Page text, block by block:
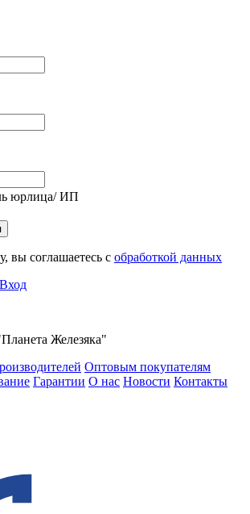
юрлица/ ИП
вы соглашаетесь с обработкой данных
Вход
Железяка"
Оптовым покупателям
Гарантии О нас Новости Контакты